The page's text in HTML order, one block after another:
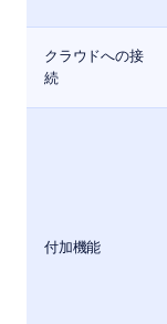
クラウドへの接
続
付加機能